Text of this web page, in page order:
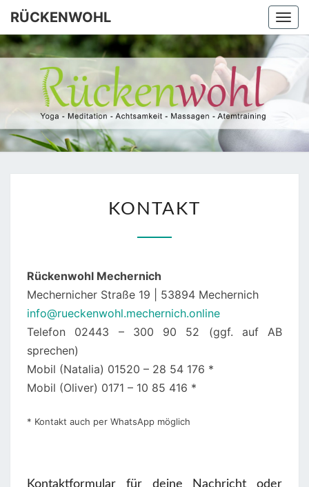
Skip
content
RÜCKENWOHL
Yoga –
Atemtraining
– Massage
KONTAKT
Rückenwohl Mechernich
Mechernicher Straße 19 | 53894 Mechernich
info@rueckenwohl.mechernich.online
Telefon 02443 – 300 90 52 (ggf. auf AB
sprechen)
Mobil (Natalia) 01520 – 28 54 176 *
Mobil (Oliver) 0171 – 10 85 416 *
* Kontakt auch per WhatsApp möglich
Kontaktformular für deine Nachricht oder